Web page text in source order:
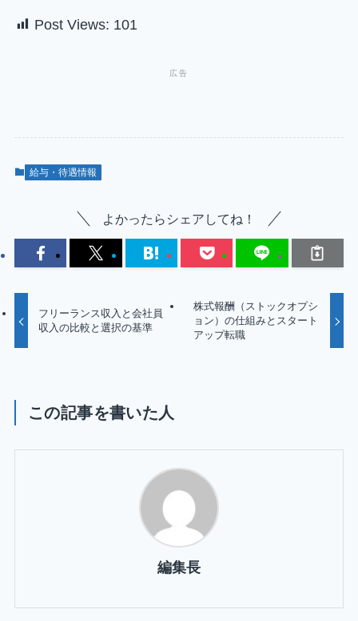
Post Views: 101
給与・待遇情報
よかったらシェアしてね！
フリーランス収入と会社員
収入の比較と選択の基準
株式報酬（ストックオプシ
ョン）の仕組みとスタート
アップ転職
この記事を書いた人
編集長